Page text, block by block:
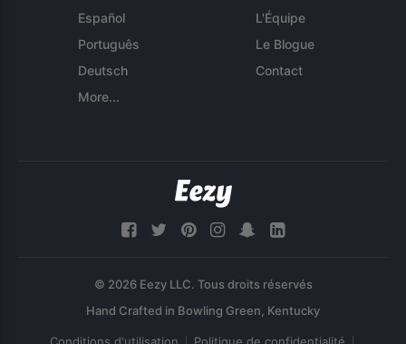
Español
Português
Deutsch
More...
L'Équipe
Le Blogue
Contact
© 2026 Eezy LLC. Tous droits réservés